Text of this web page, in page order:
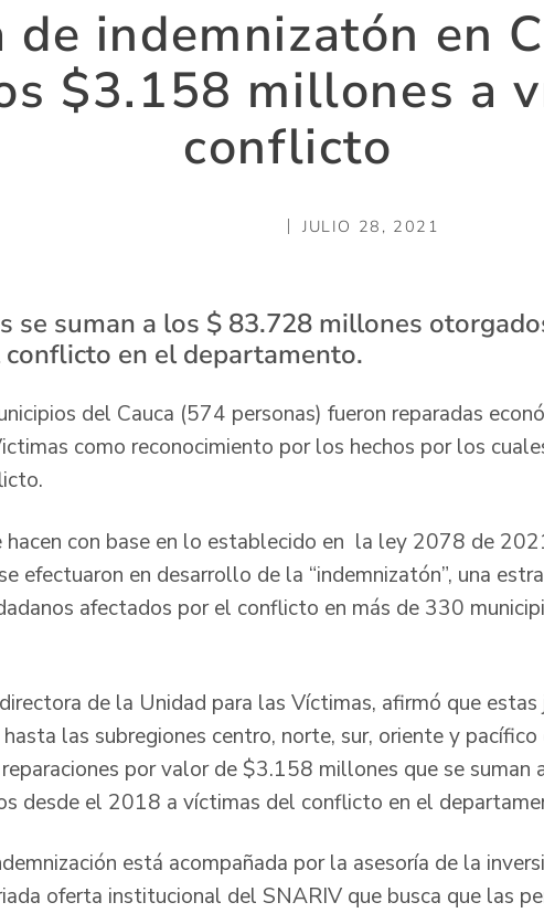
de indemnizatón en
$3.158 millones a
conflicto
JULIO 28, 2021
se suman a los $ 83.728 millones
en el departamento.
del Cauca (574 personas) fueron reparadas
como reconocimiento por los hechos por los
hacen con base en lo establecido en la ley 2078 de
efectuaron en desarrollo de la “indemnizatón”, una
afectados por el conflicto en más de 330
de la Unidad para las Víctimas, afirmó que estas
las subregiones centro, norte, sur, oriente y
por valor de $3.158 millones que se
desde el 2018 a víctimas del conflicto en el
está acompañada por la asesoría de la
oferta institucional del SNARIV que busca que las